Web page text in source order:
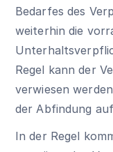
Bedarfes des
weiterhin die
Regel kann der
verwiesen
der Abfindung
In der Regel